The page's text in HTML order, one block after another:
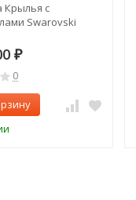
Крылья с
Swarovski
₽
0